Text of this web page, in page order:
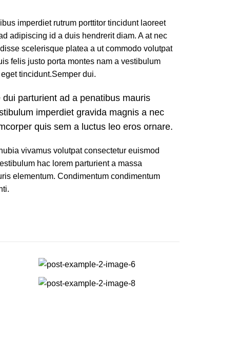
imperdiet rutrum porttitor tincidunt laoreet
adipiscing id a duis hendrerit diam. A at nec
scelerisque platea a ut commodo volutpat
felis justo porta montes nam a vestibulum
tincidunt.Semper dui.
parturient ad a penatibus mauris
imperdiet gravida magnis a nec
quis sem a luctus leo eros ornare.
vivamus volutpat consectetur euismod
hac lorem parturient a massa
elementum. Condimentum condimentum